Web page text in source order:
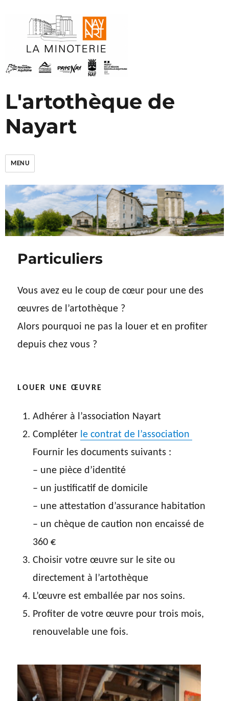
L'artothèque de
Nayart
MENU
Particuliers
Vous avez eu le coup de cœur pour une des
œuvres de l’artothèque ?
Alors pourquoi ne pas la louer et en profiter
depuis chez vous ?
LOUER UNE ŒUVRE
Adhérer à l’association Nayart
Compléter le contrat de l’association
Fournir les documents suivants :
– une pièce d’identité
– un justificatif de domicile
– une attestation d’assurance habitation
– un chèque de caution non encaissé de
360 €
Choisir votre œuvre sur le site ou
directement à l’artothèque
L’œuvre est emballée par nos soins.
Profiter de votre œuvre pour trois mois,
renouvelable une fois.